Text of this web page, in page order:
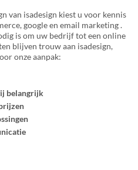
van isadesign kiest u voor kennis
google en email marketing .
is om uw bedrijf tot een online
blijven trouw aan isadesign,
onze aanpak:
belangrijk